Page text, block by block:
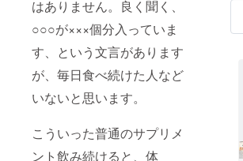
はありません。良く聞く、
○○○が×××個分入っていま
す、という文言があります
が、毎日食べ続けた人など
いないと思います。
こういった普通のサプリメ
ント飲み続けると、体